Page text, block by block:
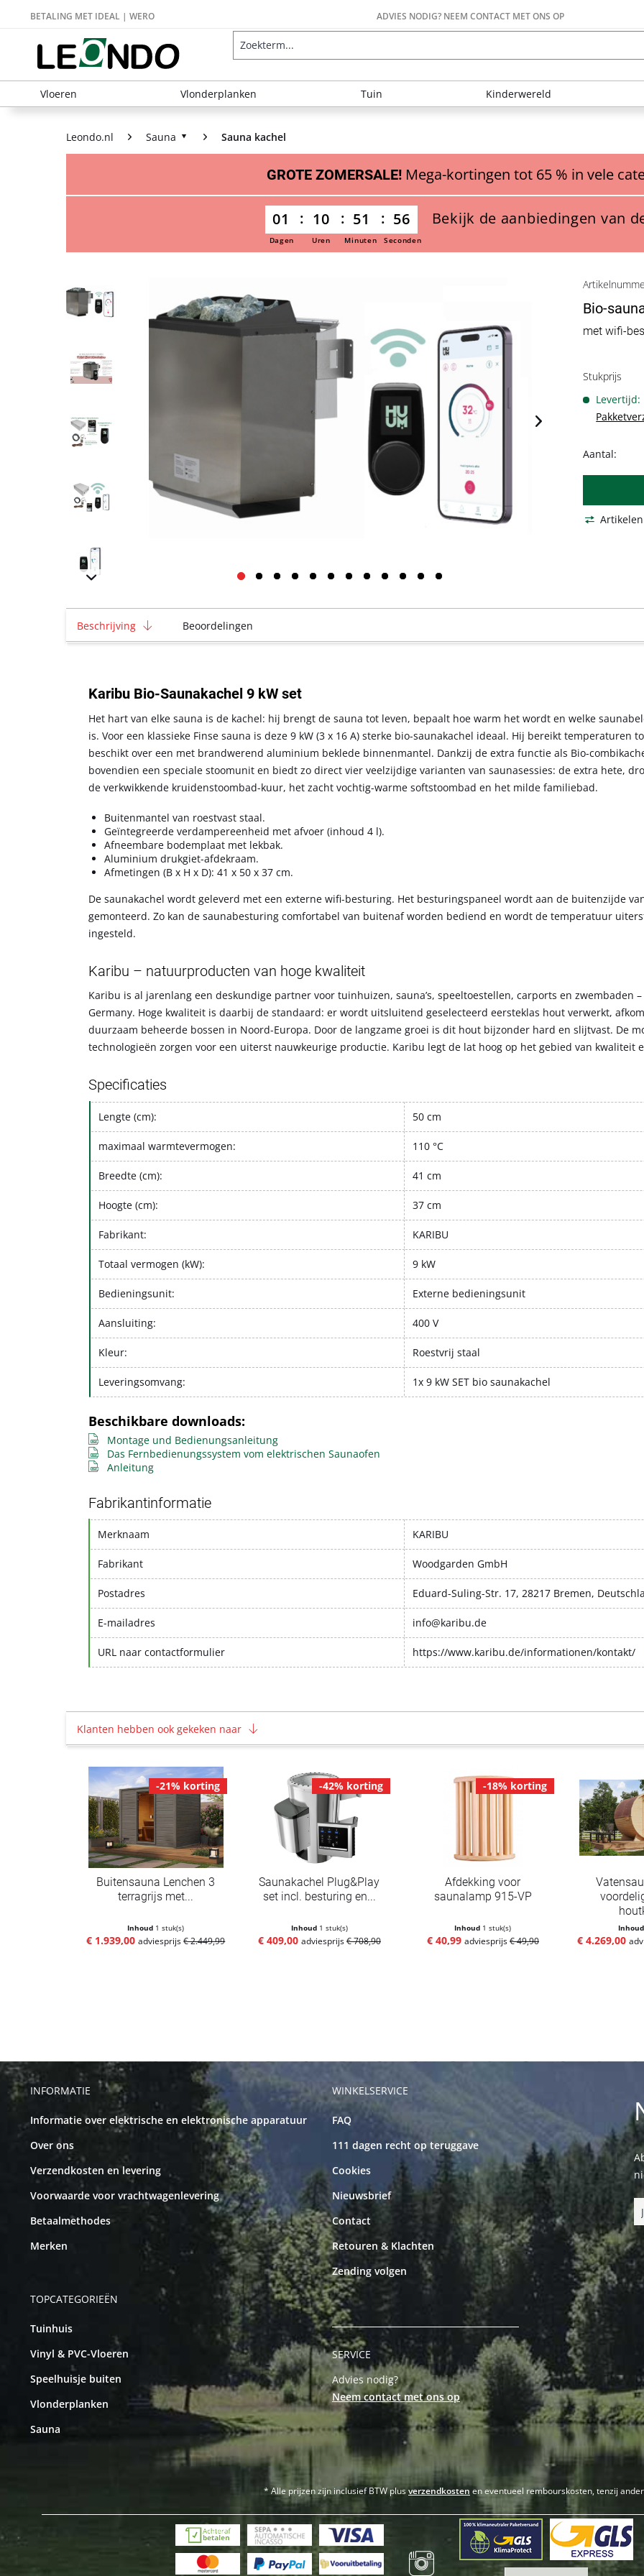
BETALING MET IDEAL | WERO ADVIES NODIG? NEEM CONTACT MET ONS OP
Vloeren Vlonderplanken Tuin Kinderwereld
Leondo.nl Sauna Sauna kachel
GROTE ZOMERSALE! Mega-kortingen tot 65 % in vele
01 10 51 54
Dagen Uren Minuten Seconden
Bekijk de aanbiedingen van
Bio-
met wifi-
Stukprijs
Levertijd:
Aantal:
Beschrijving Beoordelingen
Karibu Bio-Saunakachel 9 kW set
Het hart van elke sauna is de kachel: hij brengt de sauna tot leven, bepaalt hoe warm het wordt en welke
is. Voor een klassieke Finse sauna is deze 9 kW (3 x 16 A) sterke bio-saunakachel ideaal. Hij bereikt temperaturen
beschikt over een met brandwerend aluminium beklede binnenmantel. Dankzij de extra functie als Bio-
bovendien een speciale stoomunit en biedt zo direct vier veelzijdige varianten van saunasessies: de extra hete,
de verkwikkende kruidenstoombad-kuur, het zacht vochtig-warme softstoombad en het milde familie­bad.
Buitenmantel van roestvast staal.
Geïntegreerde verdampereenheid met afvoer (inhoud 4 l).
Afneembare bodemplaat met lekbak.
Aluminium drukgiet-afdekraam.
Afmetingen (B x H x D): 41 x 50 x 37 cm.
De saunakachel wordt geleverd met een externe wifi-besturing. Het besturingspaneel wordt aan de buitenzijde
gemonteerd. Zo kan de saunabesturing comfortabel van buitenaf worden bediend en wordt de temperatuur
ingesteld.
Karibu – natuurproducten van hoge kwaliteit
Karibu is al jarenlang een deskundige partner voor tuinhuizen, sauna’s, speeltoestellen, carports en zwembaden
Germany. Hoge kwaliteit is daarbij de standaard: er wordt uitsluitend geselecteerd eersteklas hout verwerkt,
duurzaam beheerde bossen in Noord-Europa. Door de langzame groei is dit hout bijzonder hard en slijtvast. De
technologieën zorgen voor een uiterst nauwkeurige productie. Karibu legt de lat hoog op het gebied van kwaliteit
Specificaties
Lengte (cm): 50 cm
maximaal warmtevermogen: 110 °C
Breedte (cm): 41 cm
Hoogte (cm): 37 cm
Fabrikant: KARIBU
Totaal vermogen (kW): 9 kW
Bedieningsunit: Externe bedieningsunit
Aansluiting: 400 V
Kleur: Roestvrij staal
Leveringsomvang: 1x 9 kW SET bio saunakachel
Beschikbare downloads:
Montage und Bedienungsanleitung
Das Fernbedienungssystem vom elektrischen Saunaofen
Anleitung
Fabrikantinformatie
Merknaam KARIBU
Fabrikant Woodgarden GmbH
Postadres Eduard-Suling-Str. 17, 28217 Bremen,
E-mailadres info@karibu.de
URL naar contactformulier https://www.karibu.de/informationen/kontakt/
Klanten hebben ook gekeken naar
-21% korting
Buitensauna Lenchen 3
terragrijs met...
Inhoud 1 stuk(s)
€ 1.939,00 adviesprijs€ 2.449,99
-42% korting
Saunakachel Plug&Play
set incl. besturing en...
Inhoud 1 stuk(s)
€ 409,00 adviesprijs€ 708,90
-18% korting
Afdekking voor
saunalamp 915-VP
Inhoud 1 stuk(s)
€ 40,99 adviesprijs€ 49,90 € 4.269,00
INFORMATIE
Informatie over elektrische en elektronische apparatuur
Over ons
Verzendkosten en levering
Voorwaarde voor vrachtwagenlevering
Betaalmethodes
Merken
TOPCATEGORIEËN
Tuinhuis
Vinyl & PVC-Vloeren
Speelhuisje buiten
Vlonderplanken
Sauna
WINKELSERVICE
FAQ
111 dagen recht op teruggave
Cookies
Nieuwsbrief
Contact
Retouren & Klachten
Zending volgen
SERVICE
Advies nodig?
Neem contact met ons op
* Alle prijzen zijn inclusief BTW plusverzendkosten en eventueel rembourskosten, tenzij